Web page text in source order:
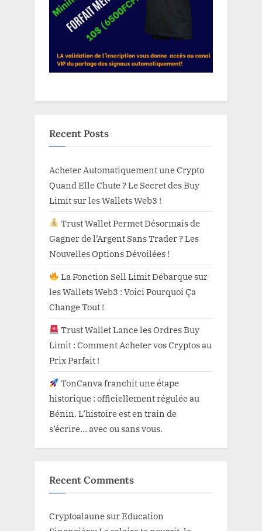
Recent Posts
Acheter Automatiquement une Crypto
Quand Elle Chute ? Le Secret des Buy
Limit sur les Wallets Web3 !
Trust Wallet Permet Désormais de
Gagner de l’Argent Sans Trader ? Les
Nouvelles Options Dévoilées !
La Fonction Sell Limit Débarque sur
les Wallets Web3 : Voici Pourquoi Ça
Change Tout !
Trust Wallet Lance les Ordres Buy
Limit : Comment Acheter vos Cryptos au
Prix Parfait !
TonCanva franchit une étape
historique : officiellement régulée au
Bénin. L’histoire est en train de
s’écrire… avec ou sans vous.
Recent Comments
Cryptoalaune surEducation